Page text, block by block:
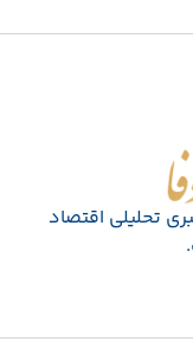
تحليلی اقتصاد